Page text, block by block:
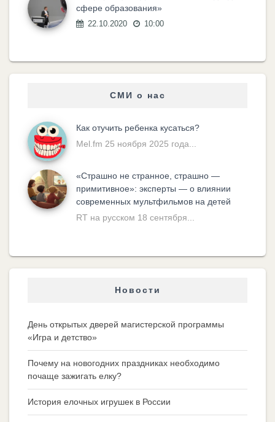
сфере образования»
22.10.2020 10:00
СМИ о нас
Как отучить ребенка кусаться?
Mel.fm 25 ноября 2025 года...
«Cтрашно не странное, страшно —
примитивное»: эксперты — о влиянии
современных мультфильмов на детей
RT на русском 18 сентября...
Новости
День открытых дверей магистерской программы
«Игра и детство»
Почему на новогодних праздниках необходимо
почаще зажигать елку?
История елочных игрушек в России